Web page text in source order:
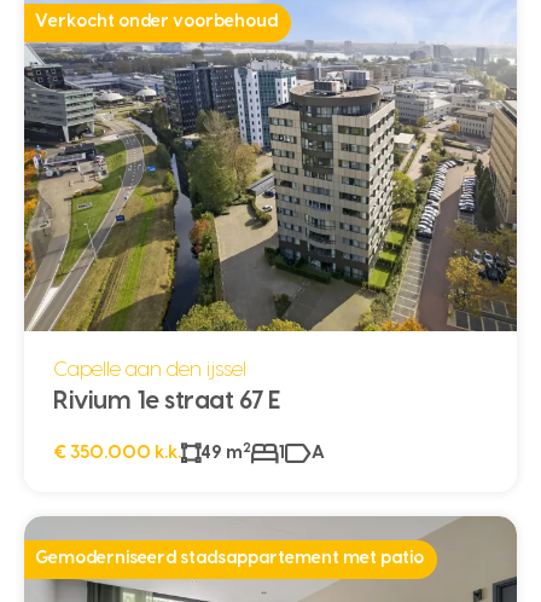
Verkocht onder voorbehoud
Capelle aan den ijssel
Rivium 1e straat 67 E
€ 350.000 k.k. 49 m2 1 A
Gemoderniseerd stadsappartement met patio